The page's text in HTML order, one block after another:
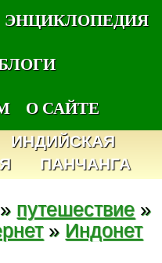
ЭНЦИКЛОПЕДИЯ
О САЙТЕ
ИНДИЙСКАЯ
ПАНЧАНГА
» путешествие »
» Индонет